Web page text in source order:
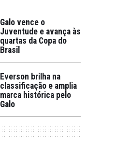
Galo vence o
Juventude e avança às
quartas da Copa do
Brasil
Everson brilha na
classificação e amplia
marca histórica pelo
Galo